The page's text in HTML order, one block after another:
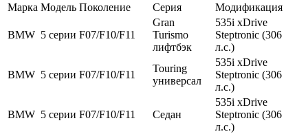
Марка Модель Поколение Серия Модификация
BMW 5 серии F07/F10/F11
Gran
Turismo
лифтбэк
535i xDrive
Steptronic (306
л.с.)
BMW 5 серии F07/F10/F11
Touring
универсал
535i xDrive
Steptronic (306
л.с.)
BMW 5 серии F07/F10/F11 Седан
535i xDrive
Steptronic (306
л.с.)